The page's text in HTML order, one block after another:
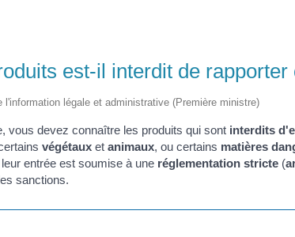
est-il interdit de rapporter
l'information légale et administrative (Première ministre)
vous devez connaître les produits qui sont interdits
végétaux et animaux, ou certains matières
entrée est soumise à une réglementation stricte (
sanctions.